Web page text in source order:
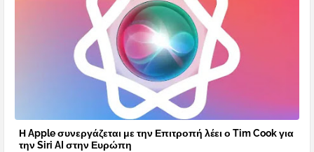
Η Apple συνεργάζεται με την Επιτροπή λέει ο Tim Cook για
την Siri AI στην Ευρώπη